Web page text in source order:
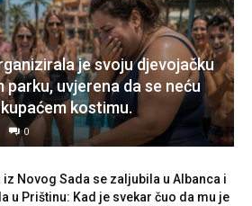
je svoju djevojačku
parku, uvjerena da se neću
kostimu.
0
iz Novog Sada se zaljubila u Albanca i
u Prištinu: Kad je svekar čuo da mu je